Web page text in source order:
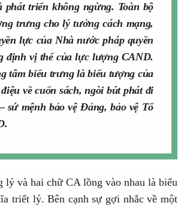
triển không ngừng. Toàn bộ
trưng cho lý tưởng cách mạng,
lực của Nhà nước pháp quyền
định vị thế của lực lượng CAND.
tâm biểu trưng là biểu tượng của
về cuốn sách, ngòi bút phát đi
sứ mệnh bảo vệ Đảng, bảo vệ Tổ
lý và hai chữ CA lồng vào nhau là biểu
triết lý. Bên cạnh sự gợi nhắc về một